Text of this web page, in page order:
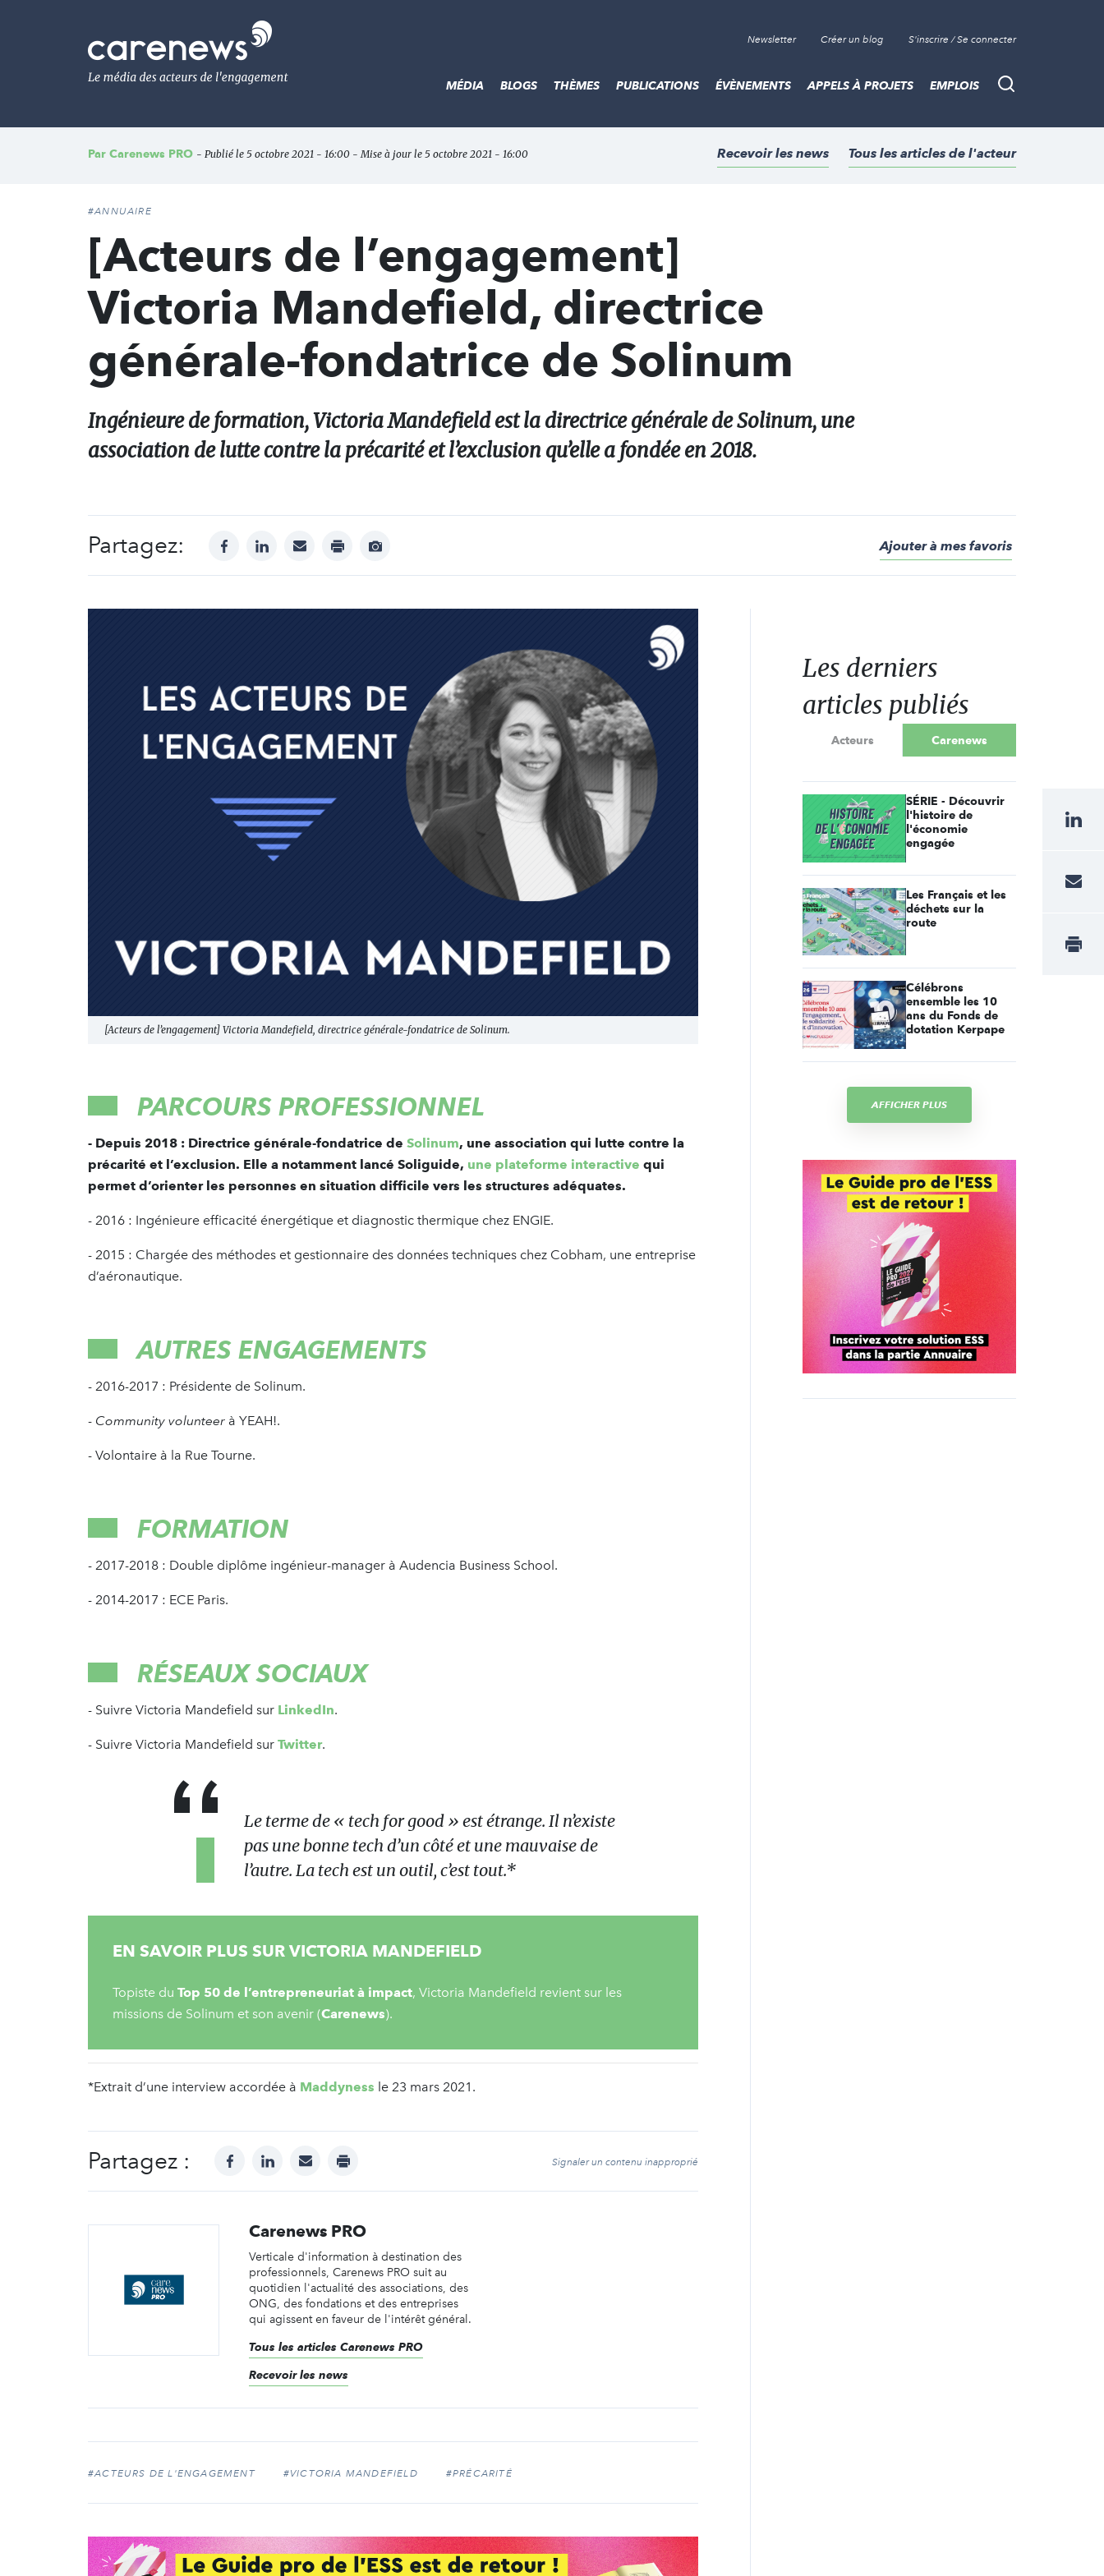
Le
média
de
l'engagement
Newsletter Créer un blog S'inscrire / Se connecter
Recherche
MÉDIA BLOGS THÈMES PUBLICATIONS ÉVÈNEMENTS APPELS À PROJETS EMPLOIS
Par Carenews PRO - Publié le 5 octobre 2021 - 16:00 - Mise à jour le 5 octobre 2021 - 16:00 Recevoir les news Tous les articles de l'acteur
#ANNUAIRE
[Acteurs de l’engagement]
Victoria Mandefield, directrice
générale-fondatrice de Solinum
Ingénieure de formation, Victoria Mandefield est la directrice générale de Solinum, une
association de lutte contre la précarité et l’exclusion qu’elle a fondée en 2018.
Partagez: facebooklinkedinmail print
Afficher
Ajouter à mes favoris
[Acteurs de l’engagement] Victoria Mandefield, directrice générale-fondatrice de Solinum.
PARCOURS PROFESSIONNEL
- Depuis 2018 : Directrice générale-fondatrice de Solinum, une association qui lutte contre la
précarité et l’exclusion. Elle a notamment lancé Soliguide, une plateforme interactive qui
permet d’orienter les personnes en situation difficile vers les structures adéquates.
- 2016 : Ingénieure efficacité énergétique et diagnostic thermique chez ENGIE.
- 2015 : Chargée des méthodes et gestionnaire des données techniques chez Cobham, une entreprise
d’aéronautique.
AUTRES ENGAGEMENTS
- 2016-2017 : Présidente de Solinum.
- Community volunteer à YEAH!.
- Volontaire à la Rue Tourne.
FORMATION
- 2017-2018 : Double diplôme ingénieur-manager à Audencia Business School.
- 2014-2017 : ECE Paris.
RÉSEAUX SOCIAUX
- Suivre Victoria Mandefield sur LinkedIn.
- Suivre Victoria Mandefield sur Twitter.
Le terme de « tech for good » est étrange. Il n’existe
pas une bonne tech d’un côté et une mauvaise de
l’autre. La tech est un outil, c’est tout.*
EN SAVOIR PLUS SUR VICTORIA MANDEFIELD
Topiste du Top 50 de l’entrepreneuriat à impact, Victoria Mandefield revient sur les
missions de Solinum et son avenir (Carenews).
*Extrait d’une interview accordée à Maddyness le 23 mars 2021.
Partagez : facebooklinkedinmail print Signaler un contenu inapproprié
Carenews PRO
Verticale d'information à destination des
professionnels, Carenews PRO suit au
quotidien l'actualité des associations, des
ONG, des fondations et des entreprises
qui agissent en faveur de l'intérêt général.
Tous les articles Carenews PRO
Recevoir les news
#ACTEURS DE L'ENGAGEMENT #VICTORIA MANDEFIELD #PRÉCARITÉ
Les derniers
articles publiés
Acteurs Carenews
SÉRIE - Découvrir
l'histoire de
l'économie
engagée
Les Français et les
déchets sur la
route
Célébrons
ensemble les 10
ans du Fonds de
dotation Kerpape
AFFICHER PLUS